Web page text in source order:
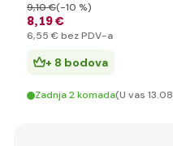
8,19 €
9,10 €(-10 %)
6,55 € bez PDV-a
+ 8 bodova
Zadnja 2 komada(U vas